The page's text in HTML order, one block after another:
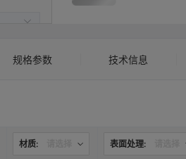
规格参数 技术信息
材质: 表面处理: